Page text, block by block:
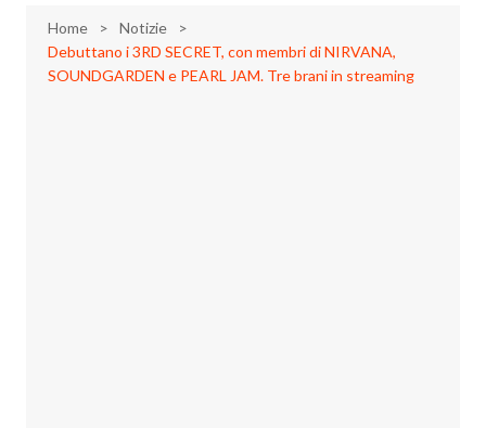
Home
Notizie
Debuttano i 3RD SECRET, con membri di NIRVANA,
SOUNDGARDEN e PEARL JAM. Tre brani in streaming